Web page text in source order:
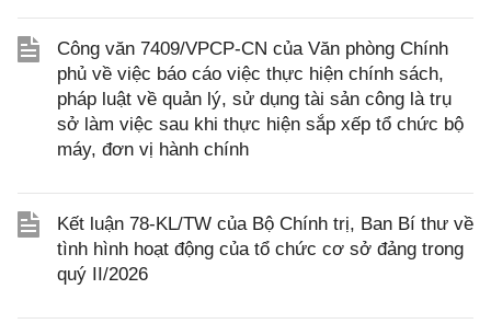
Công văn 7409/VPCP-CN của Văn phòng Chính
phủ về việc báo cáo việc thực hiện chính sách,
pháp luật về quản lý, sử dụng tài sản công là trụ
sở làm việc sau khi thực hiện sắp xếp tổ chức bộ
máy, đơn vị hành chính
Kết luận 78-KL/TW của Bộ Chính trị, Ban Bí thư về
tình hình hoạt động của tổ chức cơ sở đảng trong
quý II/2026